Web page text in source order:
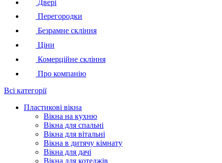
Двері
Перегородки
Безрамне скління
Ціни
Комерційне скління
Про компанію
Всі категорії
Пластикові вікна
Вікна на кухню
Вікна для спальні
Вікна для вітальні
Вікна в дитячу кімнату
Вікна для дачі
Вікна для котеджів